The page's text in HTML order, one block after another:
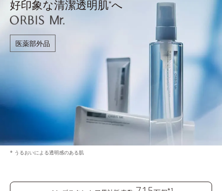
好印象な清潔透明肌*へ
医薬部外品
* うるおいによる透明感のある肌